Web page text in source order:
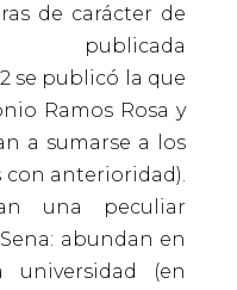
de carácter de
publicada
se publicó la que
Ramos Rosa y
a sumarse a los
anterioridad).
una peculiar
abundan en
universidad (en